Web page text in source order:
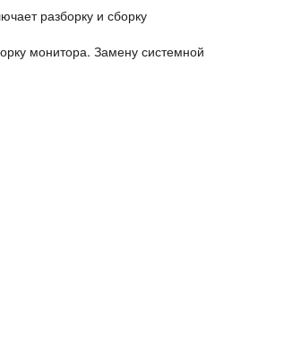
разборку и сборку
монитора. Замену системной